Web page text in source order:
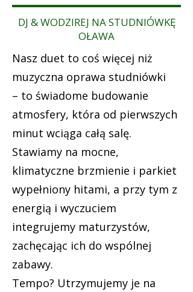
DJ & WODZIREJ NA STUDNIÓWKĘ
OŁAWA
Nasz duet to coś więcej niż
muzyczna oprawa studniówki
– to świadome budowanie
atmosfery, która od pierwszych
minut wciąga całą salę.
Stawiamy na mocne,
klimatyczne brzmienie i parkiet
wypełniony hitami, a przy tym z
energią i wyczuciem
integrujemy maturzystów,
zachęcając ich do wspólnej
zabawy.
Tempo? Utrzymujemy je na